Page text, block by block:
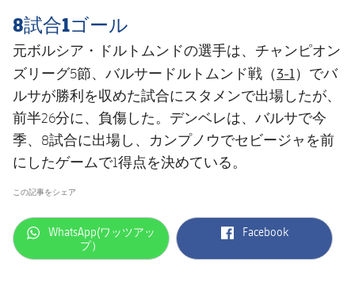
8試合1ゴール
元ボルシア・ドルトムンドの選手は、チャンピオン
ズリーグ5節、バルサードルトムンド戦（3-1 ）でバ
ルサが勝利を収めた試合にスタメンで出場したが、
前半26分に、負傷した。デンベレは、バルサで今
季、8試合に出場し、カンプノウでセビージャを前
にしたゲームで1得点を決めている。
この記事をシェア
label.aria.whatsapp
WhatsApp(ワッツアッ
プ）
label.aria.facebook
Facebook